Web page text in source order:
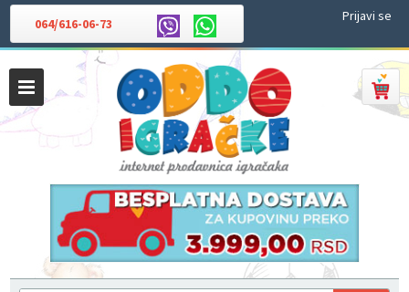
064/616-06-73 Prijavi se